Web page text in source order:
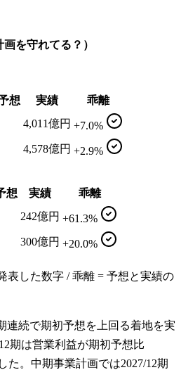
を守れてる？）
想 実績
乖離
4,011億円 +7.0%
4,578億円 +2.9%
想 実績
乖離
242億円 +61.3%
300億円 +20.0%
表した数字 / 乖離 = 予想と実績の
連続で期初予想を上回る着地を実
期は営業利益が期初予想比
た。中期事業計画では2027/12期